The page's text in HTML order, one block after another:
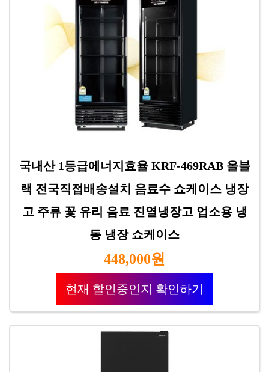
국내산 1등급에너지효율 KRF-469RAB 올블
랙 전국직접배송설치 음료수 쇼케이스 냉장
고 주류 꽃 유리 음료 진열냉장고 업소용 냉
동 냉장 쇼케이스
448,000원
현재 할인중인지 확인하기